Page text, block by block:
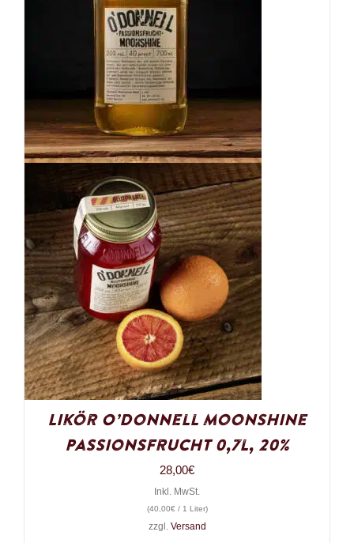
Likör O’Donnell Moonshine
Passionsfrucht 0,7l, 20%
28,00€
Inkl. MwSt.
(40,00€/ 1 Liter)
zzgl. Versand